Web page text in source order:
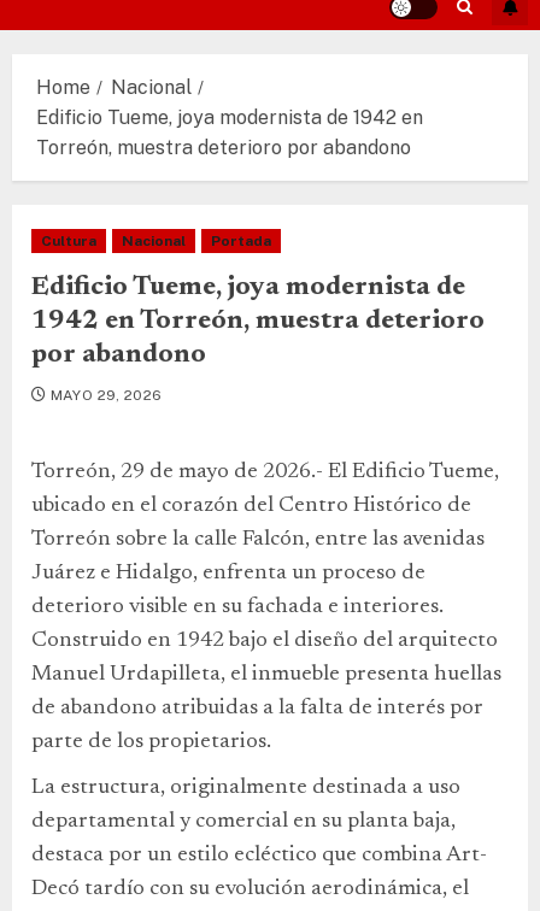
Home
Nacional
Edificio Tueme, joya modernista de 1942 en
Torreón, muestra deterioro por abandono
Cultura Nacional Portada
Edificio Tueme, joya modernista de
1942 en Torreón, muestra deterioro
por abandono
MAYO 29, 2026
Torreón, 29 de mayo de 2026.- El Edificio Tueme,
ubicado en el corazón del Centro Histórico de
Torreón sobre la calle Falcón, entre las avenidas
Juárez e Hidalgo, enfrenta un proceso de
deterioro visible en su fachada e interiores.
Construido en 1942 bajo el diseño del arquitecto
Manuel Urdapilleta, el inmueble presenta huellas
de abandono atribuidas a la falta de interés por
parte de los propietarios.
La estructura, originalmente destinada a uso
departamental y comercial en su planta baja,
destaca por un estilo ecléctico que combina Art-
Decó tardío con su evolución aerodinámica, el